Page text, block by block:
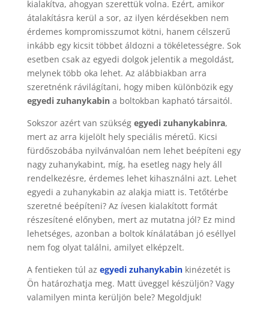
kialakítva, ahogyan szerettük volna. Ezért, amikor
átalakításra kerül a sor, az ilyen kérdésekben nem
érdemes kompromisszumot kötni, hanem célszerű
inkább egy kicsit többet áldozni a tökéletességre. Sok
esetben csak az egyedi dolgok jelentik a megoldást,
melynek több oka lehet. Az alábbiakban arra
szeretnénk rávilágítani, hogy miben különbözik egy
egyedi zuhanykabin a boltokban kapható társaitól.
Sokszor azért van szükségegyedi zuhanykabinra,
mert az arra kijelölt hely speciális méretű. Kicsi
fürdőszobába nyilvánvalóan nem lehet beépíteni egy
nagy zuhanykabint, míg, ha esetleg nagy hely áll
rendelkezésre, érdemes lehet kihasználni azt. Lehet
egyedi a zuhanykabin az alakja miatt is. Tetőtérbe
szeretné beépíteni? Az ívesen kialakított formát
részesítené előnyben, mert az mutatna jól? Ez mind
lehetséges, azonban a boltok kínálatában jó eséllyel
nem fog olyat találni, amilyet elképzelt.
A fentieken túl az egyedi zuhanykabinkinézetét is
Ön határozhatja meg. Matt üveggel készüljön? Vagy
valamilyen minta kerüljön bele? Megoldjuk!